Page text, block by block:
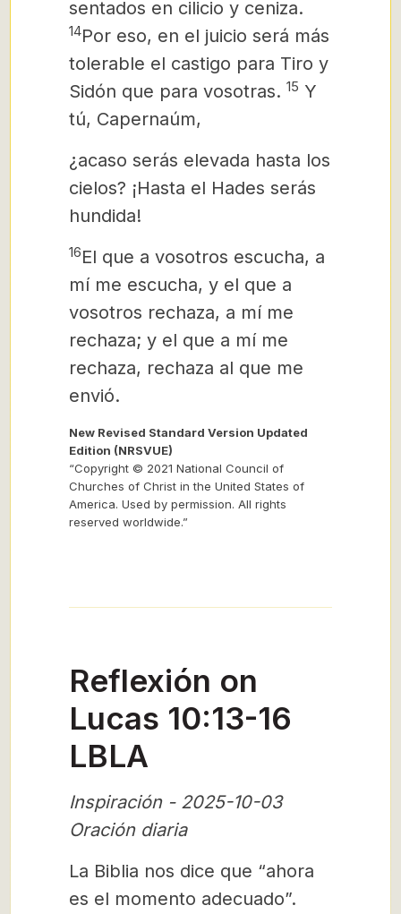
sentados en cilicio y ceniza.
14Por eso, en el juicio será más
tolerable el castigo para Tiro y
Sidón que para vosotras. 15 Y
tú, Capernaúm,
¿acaso serás elevada hasta los
cielos? ¡Hasta el Hades serás
hundida!
16El que a vosotros escucha, a
mí me escucha, y el que a
vosotros rechaza, a mí me
rechaza; y el que a mí me
rechaza, rechaza al que me
envió.
New Revised Standard Version Updated
Edition (NRSVUE)
“Copyright © 2021 National Council of
Churches of Christ in the United States of
America. Used by permission. All rights
reserved worldwide.”
Reflexión on
Lucas 10:13-16
LBLA
Inspiración - 2025-10-03
Oración diaria
La Biblia nos dice que “ahora
es el momento adecuado”.